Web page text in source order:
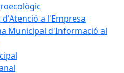
d'Atenció a l'Empresa
Municipal d'Informació al